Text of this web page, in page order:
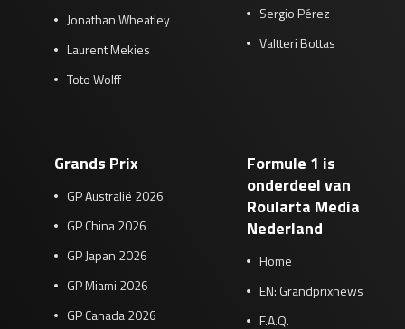
Jonathan Wheatley
Laurent Mekies
Toto Wolff
Sergio Pérez
Valtteri Bottas
Grands Prix
GP Australië 2026
GP China 2026
GP Japan 2026
GP Miami 2026
GP Canada 2026
Formule 1 is
onderdeel van
Roularta Media
Nederland
Home
EN: Grandprixnews
F.A.Q.